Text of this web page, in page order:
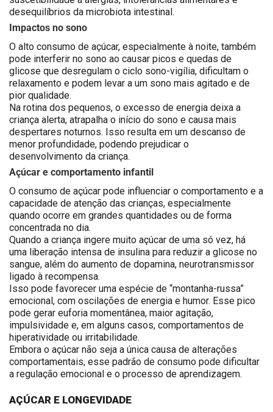
desequilíbrios da microbiota intestinal.
Impactos no sono
O alto consumo de açúcar, especialmente à noite, também
pode interferir no sono ao causar picos e quedas de
glicose que desregulam o ciclo sono-vigília, dificultam o
relaxamento e podem levar a um sono mais agitado e de
pior qualidade.
Na rotina dos pequenos, o excesso de energia deixa a
criança alerta, atrapalha o início do sono e causa mais
despertares noturnos. Isso resulta em um descanso de
menor profundidade, podendo prejudicar o
desenvolvimento da criança.
Açúcar e comportamento infantil
O consumo de açúcar pode influenciar o comportamento e a
capacidade de atenção das crianças, especialmente
quando ocorre em grandes quantidades ou de forma
concentrada no dia.
Quando a criança ingere muito açúcar de uma só vez, há
uma liberação intensa de insulina para reduzir a glicose no
sangue, além do aumento de dopamina, neurotransmissor
ligado à recompensa.
Isso pode favorecer uma espécie de “montanha-russa”
emocional, com oscilações de energia e humor. Esse pico
pode gerar euforia momentânea, maior agitação,
impulsividade e, em alguns casos, comportamentos de
hiperatividade ou irritabilidade.
Embora o açúcar não seja a única causa de alterações
comportamentais, esse padrão de consumo pode dificultar
a regulação emocional e o processo de aprendizagem.
AÇÚCAR E LONGEVIDADE